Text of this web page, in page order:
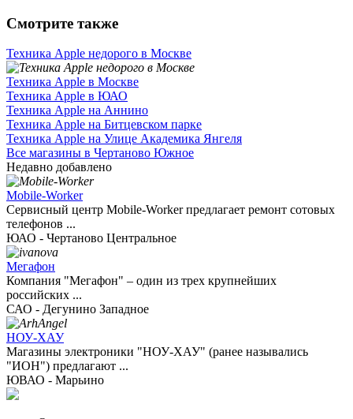
Смотрите также
Техника Apple недорого в Москве
Техника Apple в Москве
Техника Apple в ЮАО
Техника Apple на Аннино
Техника Apple на Битцевском парке
Техника Apple на Улице Академика Янгеля
Все магазины в Чертаново Южное
Недавно добавлено
Mobile-Worker
Сервисный центр Mobile-Worker предлагает ремонт сотовых
телефонов ...
ЮАО - Чертаново Центральное
Мегафон
Компания "Мегафон" – один из трех крупнейших
российских ...
САО - Дегунино Западное
НОУ-ХАУ
Магазины электроники "НОУ-ХАУ" (ранее назывались
"ИОН") предлагают ...
ЮВАО - Марьино